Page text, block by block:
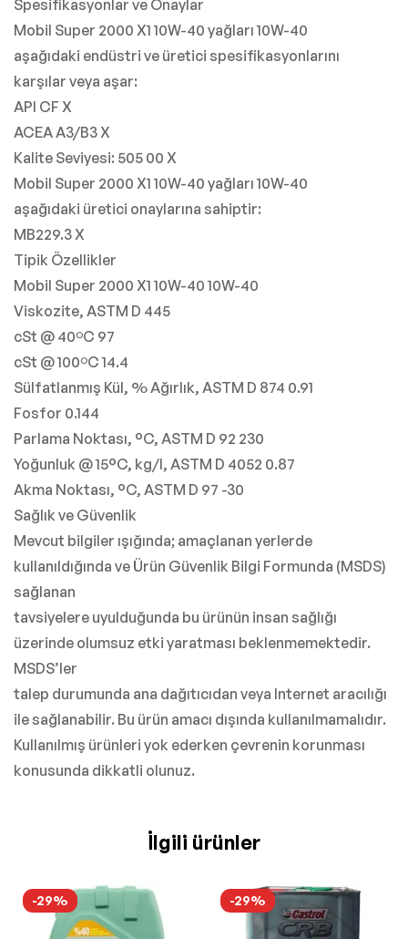
Spesifikasyonlar ve Onaylar
Mobil Super 2000 X1 10W-40 yağları 10W-40
aşağıdaki endüstri ve üretici spesifikasyonlarını
karşılar veya aşar:
API CF X
ACEA A3/B3 X
Kalite Seviyesi: 505 00 X
Mobil Super 2000 X1 10W-40 yağları 10W-40
aşağıdaki üretici onaylarına sahiptir:
MB229.3 X
Tipik Özellikler
Mobil Super 2000 X1 10W-40 10W-40
Viskozite, ASTM D 445
cSt @ 40ºC 97
cSt @ 100ºC 14.4
Sülfatlanmış Kül, % Ağırlık, ASTM D 874 0.91
Fosfor 0.144
Parlama Noktası, °C, ASTM D 92 230
Yoğunluk @ 15°C, kg/l, ASTM D 4052 0.87
Akma Noktası, °C, ASTM D 97 -30
Sağlık ve Güvenlik
Mevcut bilgiler ışığında; amaçlanan yerlerde
kullanıldığında ve Ürün Güvenlik Bilgi Formunda (MSDS)
sağlanan
tavsiyelere uyulduğunda bu ürünün insan sağlığı
üzerinde olumsuz etki yaratması beklenmemektedir.
MSDS’ler
talep durumunda ana dağıtıcıdan veya Internet aracılığı
ile sağlanabilir. Bu ürün amacı dışında kullanılmamalıdır.
Kullanılmış ürünleri yok ederken çevrenin korunması
konusunda dikkatli olunuz.
İlgili ürünler
-29% -29%